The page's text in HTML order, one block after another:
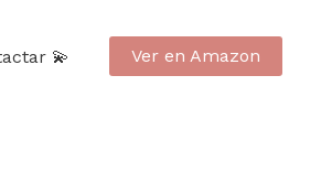
💫 Ver en Amazon